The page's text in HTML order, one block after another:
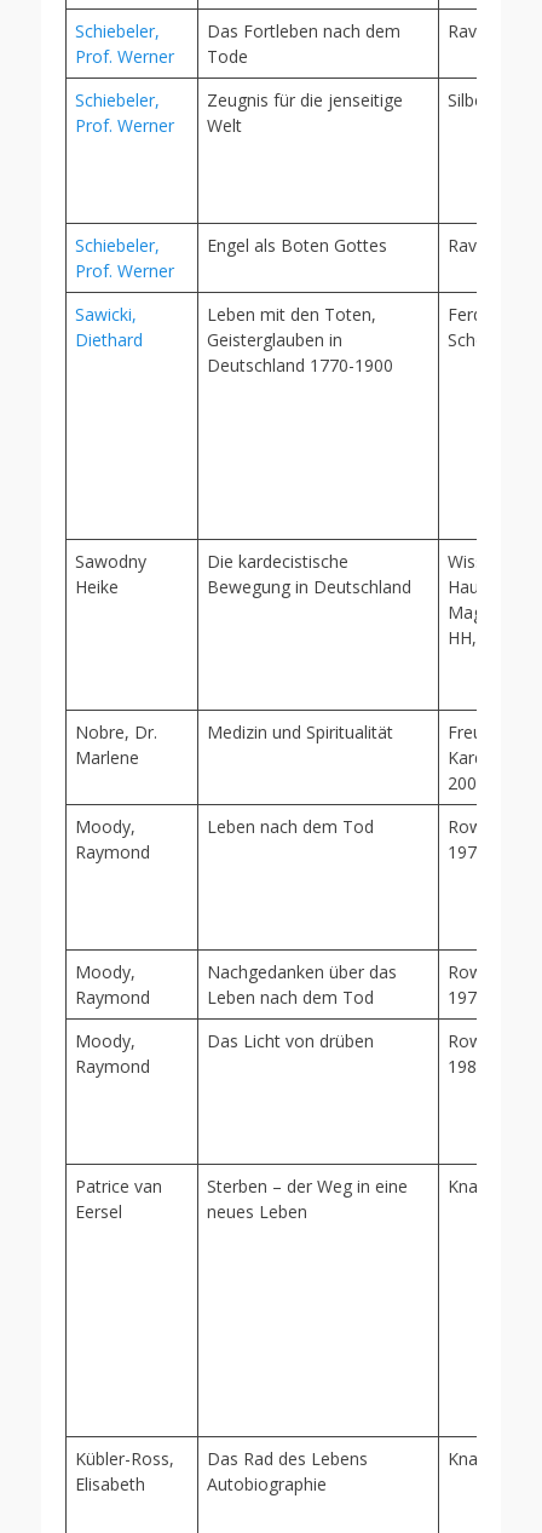
Schiebeler,
Prof. Werner
Das Fortleben nach dem
Tode
Schiebeler,
Prof. Werner
Zeugnis für die jenseitige
Welt
Schiebeler,
Prof. Werner
Engel als Boten Gottes
Sawicki,
Diethard
Leben mit den Toten,
Geisterglauben in
Deutschland 1770-1900
Ferdinand
Schöningh,
Sawodny
Heike
Die kardecistische
Bewegung in Deutschland
Hausarbeit
Magister
HH, 2003
Nobre, Dr.
Marlene
Medizin und Spiritualität
Kardec,
2003
Moody,
Raymond
Leben nach dem Tod
Rowohlt
1977/99
Moody,
Raymond
Nachgedanken über das
Leben nach dem Tod
Rowohlt
1978/97
Moody,
Raymond
Das Licht von drüben
Rowohlt
1988/89
Patrice van
Eersel
Sterben – der Weg in eine
neues Leben
Knaur, 1991
Kübler-Ross,
Elisabeth
Das Rad des Lebens
Autobiographie
Knaur, 1997